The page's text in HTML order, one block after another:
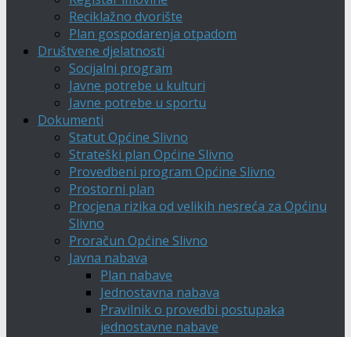
Reciklažno dvorište
Plan gospodarenja otpadom
Društvene djelatnosti
Socijalni program
Javne potrebe u kulturi
Javne potrebe u sportu
Dokumenti
Statut Općine Slivno
Strateški plan Općine Slivno
Provedbeni program Općine Slivno
Prostorni plan
Procjena rizika od velikih nesreća za Općinu
Slivno
Proračun Općine Slivno
Javna nabava
Plan nabave
Jednostavna nabava
Pravilnik o provedbi postupaka
jednostavne nabave